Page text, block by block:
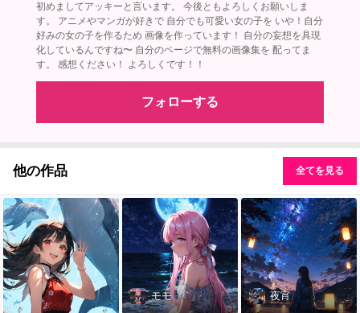
初めましてアッキーと言います。 今後ともよろしくお願いしま
す。 アニメやマンガが好きで 自分でも可愛い女の子を いや！自分
好みの女の子を作るため 画像を作っています！ 自分の妄想を具現
化しているんですね〜 自分のページで無料の画像集を 配ってま
す。 感想ください！ よろしくです！！
フォローする
他の作品 全てを見る
モモ 夜宵